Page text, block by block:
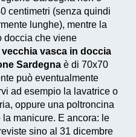
centimetri (senza quindi
lunghe), mentre la
doccia che viene
vasca in doccia
Sardegna è di 70x70
può eventualmente
ad esempio la lavatrice o
oppure una poltroncina
manicure. E ancora: le
sino al 31 dicembre